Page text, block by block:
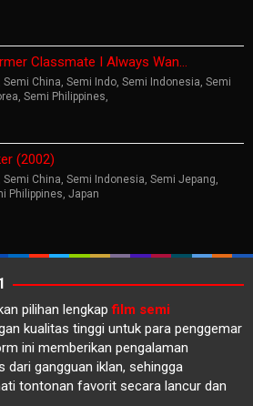
Classmate I Always Wan…
Semi China, Semi Indo, Semi Indonesia, Semi
, Semi Philippines,
(2002)
Semi China, Semi Indonesia, Semi Jepang,
Philippines, Japan
pilihan lengkapfilm semi
kualitas tinggi untuk para penggemar
ini memberikan pengalaman
gangguan iklan, sehingga
tontonan favorit secara lancur dan